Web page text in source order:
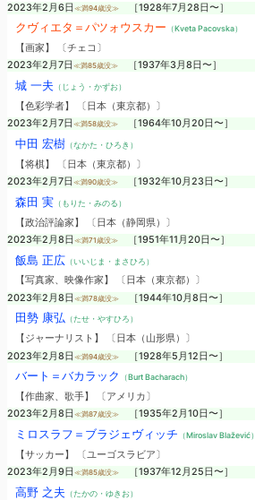
2023年2月6日 ≪満94歳没≫ ［1928年7月28日〜］
クヴィエタ＝パツォウスカー （Kveta Pacovska）
【画家】 〔チェコ〕
2023年2月7日 ≪満85歳没≫ ［1937年3月8日〜］
城 一夫 （じょう・かずお）
【色彩学者】 〔日本（東京都）〕
2023年2月7日 ≪満58歳没≫ ［1964年10月20日〜］
中田 宏樹（なかた・ひろき）
【将棋】 〔日本（東京都）〕
2023年2月7日 ≪満90歳没≫ ［1932年10月23日〜］
森田 実（もりた・みのる）
【政治評論家】 〔日本（静岡県）〕
2023年2月8日 ≪満71歳没≫ ［1951年11月20日〜］
飯島 正広 （いいじま・まさひろ）
【写真家、映像作家】 〔日本（東京都）〕
2023年2月8日 ≪満78歳没≫ ［1944年10月8日〜］
田勢 康弘（たせ・やすひろ）
【ジャーナリスト】 〔日本（山形県）〕
2023年2月8日 ≪満94歳没≫ ［1928年5月12日〜］
バート＝バカラック （Burt Bacharach）
【作曲家、歌手】 〔アメリカ〕
2023年2月8日 ≪満87歳没≫ ［1935年2月10日〜］
ミロスラフ＝ブラジェヴィッチ （Miroslav Blažević）
【サッカー】 〔ユーゴスラビア〕
2023年2月9日 ≪満85歳没≫ ［1937年12月25日〜］
高野 之夫 （たかの・ゆきお）